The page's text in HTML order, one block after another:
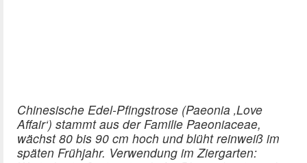
Chinesische Edel-Pfingstrose (Paeonia ‚Love
Affair‘) stammt aus der Familie Paeoniaceae,
wächst 80 bis 90 cm hoch und blüht reinweiß im
späten Frühjahr. Verwendung im Ziergarten: